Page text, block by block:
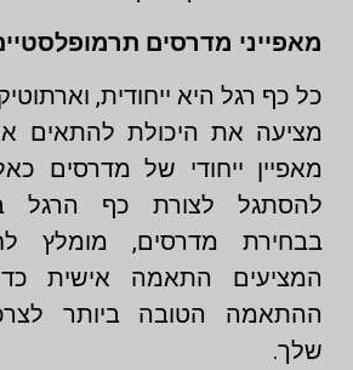
מאפייני מדרסים
כל כף רגל היא ייחודית,
מציעה את היכולת להתאים
מאפיין ייחודי של מדרסים
להסתגל לצורת כף הרגל
בבחירת מדרסים, מומלץ
המציעים התאמה אישית
ההתאמה הטובה ביותר
שלך.